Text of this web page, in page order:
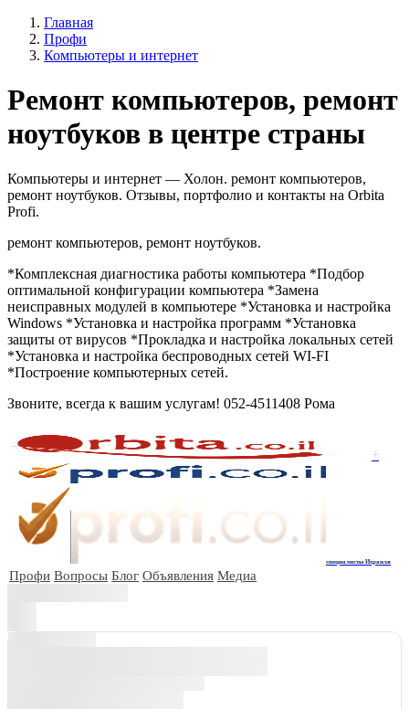
Главная
Профи
Компьютеры и интернет
Ремонт компьютеров, ремонт
ноутбуков в центре страны
Компьютеры и интернет — Холон. ремонт компьютеров,
ремонт ноутбуков. Отзывы, портфолио и контакты на Orbita
Profi.
ремонт компьютеров, ремонт ноутбуков.
*Комплексная диагностика работы компьютера *Подбор
оптимальной конфигурации компьютера *Замена
неисправных модулей в компьютере *Установка и настройка
Windows *Установка и настройка программ *Установка
защиты от вирусов *Прокладка и настройка локальных сетей
*Установка и настройка беспроводных сетей WI-FI
*Построение компьютерных сетей.
Звоните, всегда к вашим услугам! 052-4511408 Рома
+
специалисты Израиля
Профи Вопросы Блог Объявления Медиа